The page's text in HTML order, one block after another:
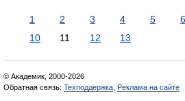
1 2 3 4 5 6
10
11 12 13
© Академик, 2000-2026
Обратная связь: Техподдержка Реклама на сайте